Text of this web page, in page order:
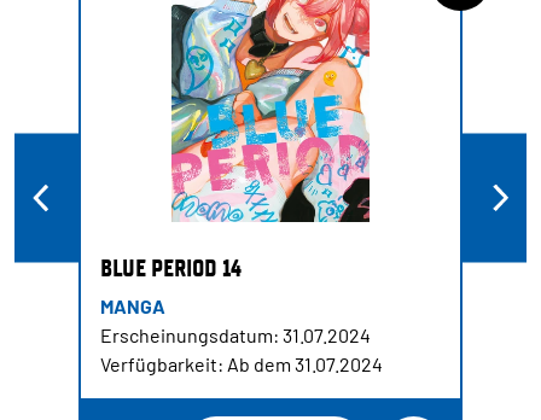
BLUE PERIOD 14
MANGA
Erscheinungsdatum: 31.07.2024
Verfügbarkeit: Ab dem 31.07.2024